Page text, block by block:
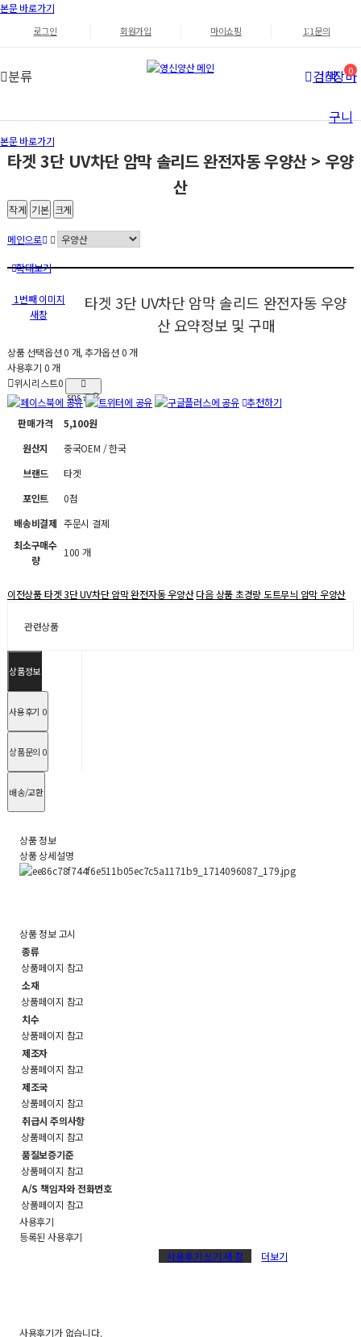
본문 바로가기
로그인 회원가입 마이쇼핑 1:1문의
분류 검색장바
구니
0
본문 바로가기
타겟 3단 UV차단 암막 솔리드 완전자동 우양산 > 우양
산
작게 기본 크게
메인으로
확대보기
1번째 이미지
새창
타겟 3단 UV차단 암막 솔리드 완전자동 우양
산 요약정보 및 구매
상품 선택옵션 0 개, 추가옵션 0 개
사용후기 0 개
위시리스트0
sns 공유
추천하기
판매가격
5,100원
원산지
중국OEM / 한국
브랜드
타겟
포인트
0점
배송비결제 주문시 결제
최소구매수
량
100 개
이전상품타겟 3단 UV차단 암막 완전자동 우양산 다음 상품초경량 도트무늬 암막 우양산
관련상품
상품정보
사용후기 0
상품문의 0
배송/교환
상품 정보
상품 상세설명
상품 정보 고시
종류
상품페이지 참고
소재
상품페이지 참고
치수
상품페이지 참고
제조자
상품페이지 참고
제조국
상품페이지 참고
취급시 주의사항
상품페이지 참고
품질보증기준
상품페이지 참고
A/S 책임자와 전화번호
상품페이지 참고
사용후기
등록된 사용후기
사용후기 쓰기새 창 더보기
사용후기가 없습니다.